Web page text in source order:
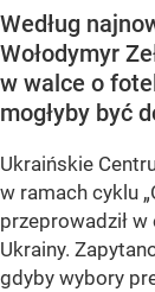
Według
Wołodymyr
w walce o
mogłyby być
Ukraińskie
w ramach cyklu
przeprowadził
Ukrainy.
gdyby wybory